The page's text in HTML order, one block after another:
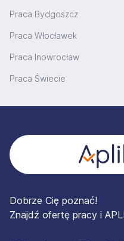
Praca Bydgoszcz
Praca Włocławek
Praca Inowrocław
Praca Świecie
Dobrze Cię poznać!
Znajdź ofertę pracy i